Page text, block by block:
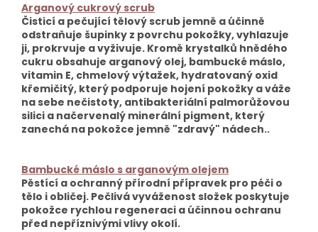
Arganový cukrový scrub
Čisticí a pečující tělový scrub jemně a účinně
odstraňuje šupinky z povrchu pokožky, vyhlazuje
ji, prokrvuje a vyživuje. Kromě krystalků hnědého
cukru obsahuje arganový olej, bambucké máslo,
vitamin E, chmelový výtažek, hydratovaný oxid
křemičitý, který podporuje hojení pokožky a váže
na sebe nečistoty, antibakteriální palmorůžovou
silici a načervenalý minerální pigment, který
zanechá na pokožce jemně "zdravý" nádech..
Bambucké máslo s arganovým olejem
Pěstící a ochranný přírodní přípravek pro péči o
tělo i obličej. Pečlivá vyváženost složek poskytuje
pokožce rychlou regeneraci a účinnou ochranu
před nepříznivými vlivy okolí.